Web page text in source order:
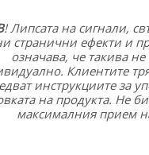
!Липсата на сигнали,
странични ефекти и
означава, че такива
Клиентите
инструкциите за
на продукта. Не
максималния прием